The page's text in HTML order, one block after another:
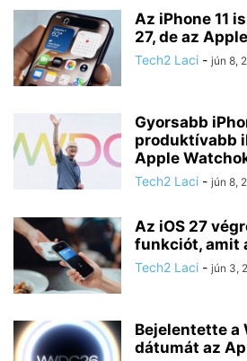
Az iPhone 11
27, de az
Tech2 Laci - jún 8,
Gyorsabb
produktívabb
Apple
Tech2 Laci - jún 8,
Az iOS 27
funkciót, amit
Tech2 Laci - jún 3,
Bejelentette a
dátumát az